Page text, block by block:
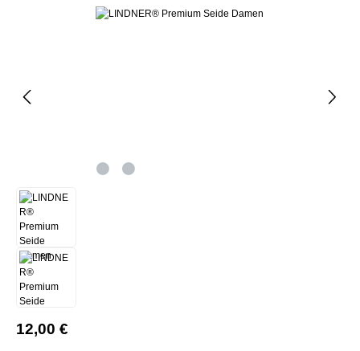
Bildergalerie überspringen
12,00 €